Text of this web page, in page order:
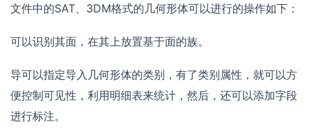
文件中的SAT、3DM格式的几何形体可以进行的操作如下：
可以识别其面，在其上放置基于面的族。
导可以指定导入几何形体的类别，有了类别属性，就可以方
便控制可见性，利用明细表来统计，然后，还可以添加字段
进行标注。